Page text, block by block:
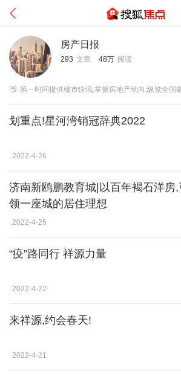
房产日报
293 文章 48万 阅读
 第一时间提供楼市快讯,掌握房地产动向;纵览全国
划重点!星河湾销冠辞典2022
2022-4-26
济南新鸥鹏教育城|以百年褐石洋房,
领一座城的居住理想
2022-4-25
“疫”路同行 祥源力量
2022-4-22
来祥源,约会春天!
2022-4-21